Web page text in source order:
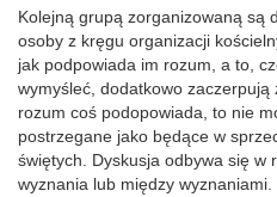
Kolejną grupą zorganizowaną są
osoby z kręgu organizacji
jak podpowiada im rozum, a to,
wymyśleć, dodatkowo zaczerpują
rozum coś podopowiada, to nie
postrzegane jako będące w
świętych. Dyskusja odbywa się w
wyznania lub między